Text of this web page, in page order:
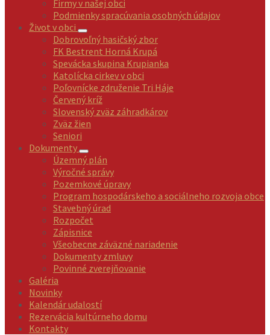
Firmy v našej obci
Podmienky spracúvania osobných údajov
Život v obci
Dobrovoľný hasičský zbor
FK Bestrent Horná Krupá
Spevácka skupina Krupianka
Katolícka cirkev v obci
Poľovnícke združenie Tri Háje
Červený kríž
Slovenský zväz záhradkárov
Zväz žien
Seniori
Dokumenty
Územný plán
Výročné správy
Pozemkové úpravy
Program hospodárskeho a sociálneho rozvoja obce
Stavebný úrad
Rozpočet
Zápisnice
Všeobecne záväzné nariadenie
Dokumenty zmluvy
Povinné zverejňovanie
Galéria
Novinky
Kalendár udalostí
Rezervácia kultúrneho domu
Kontakty